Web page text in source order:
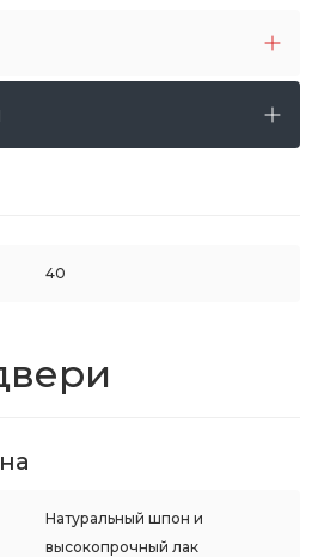
40
Натуральный шпон и
высокопрочный лак